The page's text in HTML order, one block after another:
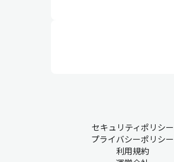
セキュリティポリシー
プライバシーポリシー
利用規約